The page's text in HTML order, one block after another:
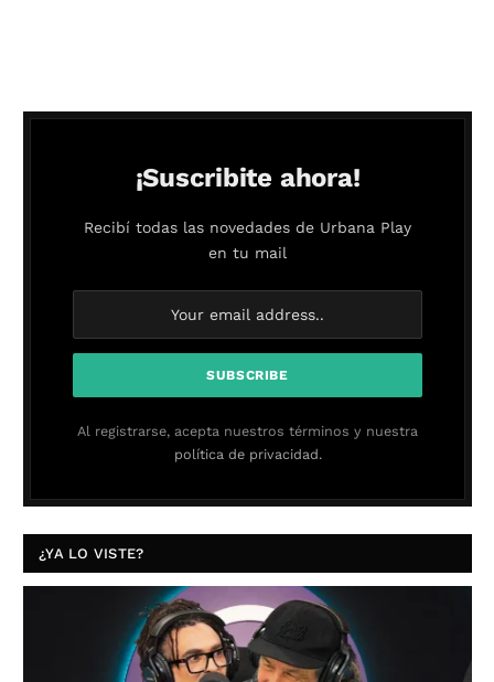
¡Suscribite ahora!
Recibí todas las novedades de Urbana Play
en tu mail
Al registrarse, acepta nuestros términos y nuestra
política de privacidad.
¿YA LO VISTE?